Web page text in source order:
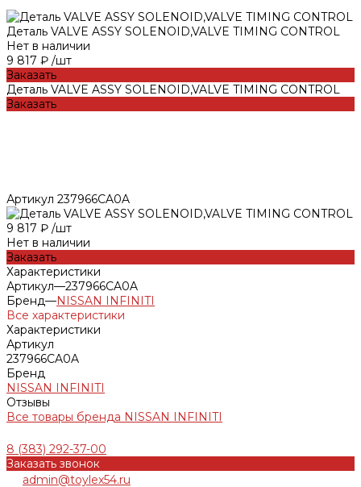
Деталь VALVE ASSY SOLENOID,VALVE TIMING CONTROL
Нет в наличии
9 817 ₽ /шт
Заказать
Деталь VALVE ASSY SOLENOID,VALVE TIMING CONTROL
Заказать
Артикул 237966CA0A
9 817 ₽ /шт
Нет в наличии
Заказать
Характеристики
Артикул—237966CA0A
Бренд—NISSAN INFINITI
Все характеристики
Характеристики
Артикул
237966CA0A
Бренд
NISSAN INFINITI
Отзывы
Все товары бренда NISSAN INFINITI
8 (383) 292-37-00
Заказать звонок
admin@toylex54.ru